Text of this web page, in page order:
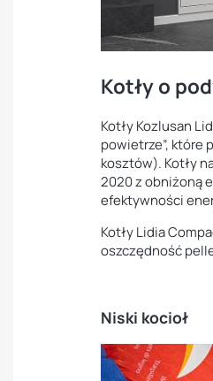
Kotły o
Kotły Kozlusan
powietrze”, które
kosztów). Kotły
2020 z obniżoną
efektywności
Kotły Lidia
oszczędność
Niski kocioł